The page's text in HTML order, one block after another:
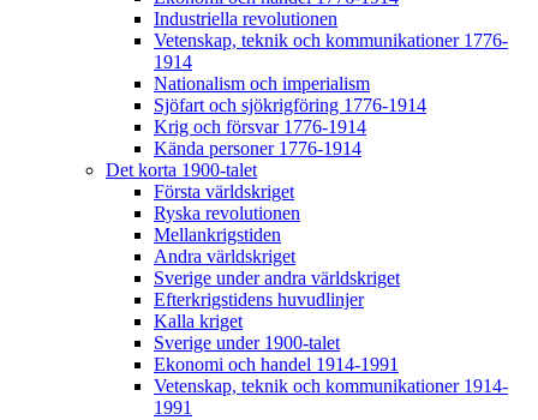
Industriella revolutionen
Vetenskap, teknik och kommunikationer 1776-
1914
Nationalism och imperialism
Sjöfart och sjökrigföring 1776-1914
Krig och försvar 1776-1914
Kända personer 1776-1914
Det korta 1900-talet
Första världskriget
Ryska revolutionen
Mellankrigstiden
Andra världskriget
Sverige under andra världskriget
Efterkrigstidens huvudlinjer
Kalla kriget
Sverige under 1900-talet
Ekonomi och handel 1914-1991
Vetenskap, teknik och kommunikationer 1914-
1991